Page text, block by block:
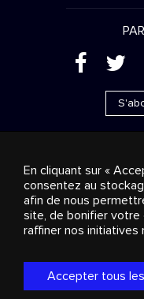
( '
Ventes
Consommateurs
propos
© 2018-2025
, VOS
marques et logos
Groupe Stingray au
En cliquant sur «
consentez au
afin de nous
site, de bonifier votre
raffiner nos initiatives
Accepter tous